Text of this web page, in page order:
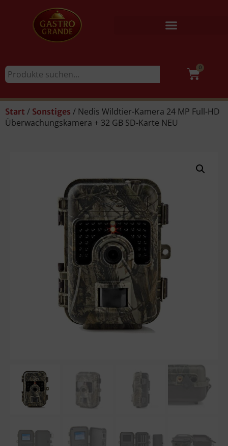
0
Start / Sonstiges / Nedis Wildtier-Kamera 24 MP Full-HD
Überwachungskamera + 32 GB SD-Karte NEU